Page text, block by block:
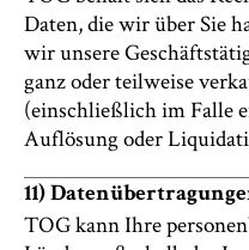
Daten, die wir über Sie
wir unsere
ganz oder teilweise
(einschließlich im Falle
Auflösung oder
11)
TOG kann Ihre